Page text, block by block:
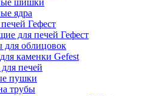
шишки
ядра
Гефест
для печей Гефест
для облицовок
каменки Gefest
печей
пушки
трубы